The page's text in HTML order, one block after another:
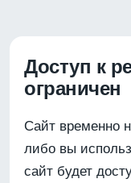
Доступ к
ограничен
Сайт временно
либо вы
сайт будет